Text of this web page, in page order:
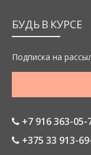
БУДЬ В КУРСЕ
Подписка на
+7 916 363-
+375 33 913-